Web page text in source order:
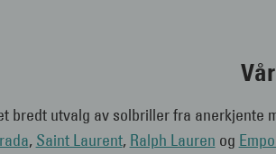
bredt utvalg av solbriller fra anerkjente
, Saint Laurent, Ralph Lauren og